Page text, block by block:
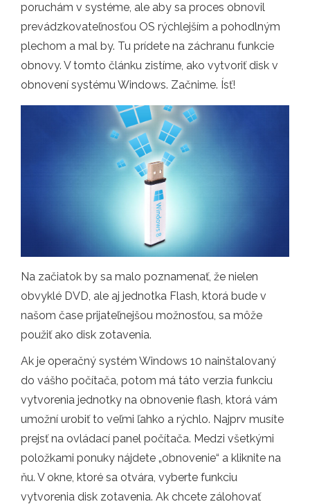
poruchám v systéme, ale aby sa proces obnovil
prevádzkovateľnosťou OS rýchlejším a pohodlným
plechom a mal by. Tu prídete na záchranu funkcie
obnovy. V tomto článku zistíme, ako vytvoriť disk v
obnovení systému Windows. Začnime. Ísť!
Na začiatok by sa malo poznamenať, že nielen
obvyklé DVD, ale aj jednotka Flash, ktorá bude v
našom čase prijateľnejšou možnosťou, sa môže
použiť ako disk zotavenia.
Ak je operačný systém Windows 10 nainštalovaný
do vášho počítača, potom má táto verzia funkciu
vytvorenia jednotky na obnovenie flash, ktorá vám
umožní urobiť to veľmi ľahko a rýchlo. Najprv musíte
prejsť na ovládací panel počítača. Medzi všetkými
položkami ponuky nájdete „obnovenie“ a kliknite na
ňu. V okne, ktoré sa otvára, vyberte funkciu
vytvorenia disk zotavenia. Ak chcete zálohovať